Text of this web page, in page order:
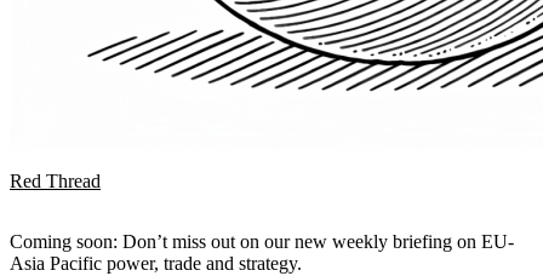
Red Thread
Coming soon: Don’t miss out on our new weekly briefing on EU-
Asia Pacific power, trade and strategy.